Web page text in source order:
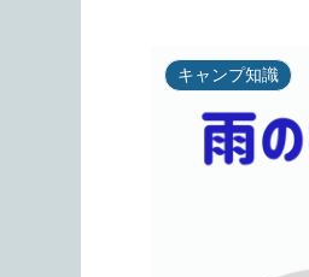
キャンプ知識